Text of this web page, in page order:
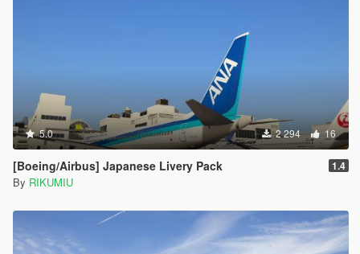
5.0 2 294 16
[Boeing/Airbus] Japanese Livery Pack 1.4
By RIKUMIU